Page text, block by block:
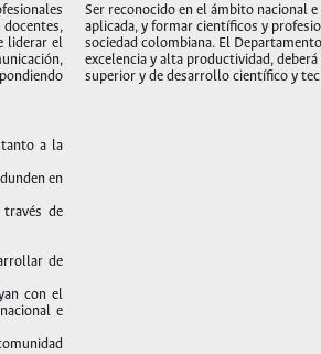
docentes,
liderar el
a la
en
de
de
con el
e
Ser reconocido en el ámbito nacional
aplicada, y formar científicos y
sociedad colombiana. El
excelencia y alta productividad,
superior y de desarrollo científico y